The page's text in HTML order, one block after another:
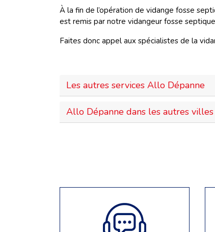
À la fin de l’opération de vidange fosse
est remis par notre vidangeur fosse
Faites donc appel aux spécialistes de la
Les autres services Allo Dépanne
Allo Dépanne dans les autres